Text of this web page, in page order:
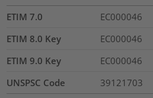
ETIM 7.0
EC000046
ETIM 8.0 Key
EC000046
ETIM 9.0 Key
EC000046
UNSPSC Code
39121703